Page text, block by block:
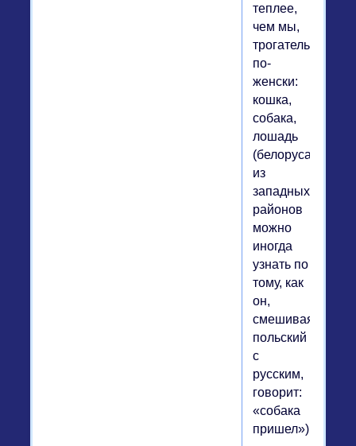
теплее,
чем мы,
трогательно,
по-
женски:
кошка,
собака,
лошадь
(белоруса
из
западных
районов
можно
иногда
узнать по
тому, как
он,
смешивая
польский
с
русским,
говорит:
«собака
пришел»).